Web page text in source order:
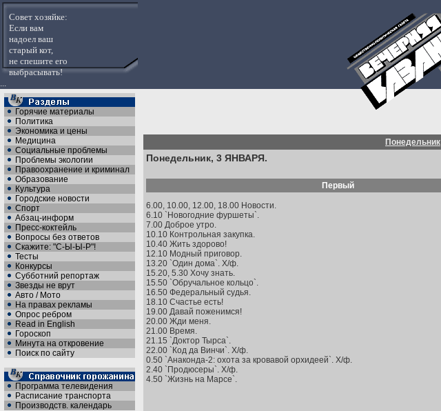
Совет хозяйке:
Если вам
надоел ваш
старый кот,
не спешите его
выбрасывать!
...
Горячие материалы
Политика
Экономика и цены
Медицина
Социальные проблемы
Проблемы экологии
Правоохранение и криминал
Образование
Культура
Городские новости
Спорт
Абзац-информ
Пресс-коктейль
Вопросы без ответов
Скажите: "С-Ы-Ы-Р"!
Тесты
Конкурсы
Субботний репортаж
Звезды не врут
Авто / Мото
На правах рекламы
Опрос ребром
Read in English
Гороскоп
Минута на откровение
Поиск по сайту
Программа телевидения
Расписание транспорта
Производств. календарь
Понедельник
Понедельник, 3 ЯНВАРЯ.
Первый
6.00, 10.00, 12.00, 18.00 Новости.
6.10 `Новогодние фуршеты`.
7.00 Доброе утро.
10.10 Контрольная закупка.
10.40 Жить здорово!
12.10 Модный приговор.
13.20 `Один дома`. Х/ф.
15.20, 5.30 Хочу знать.
15.50 `Обручальное кольцо`.
16.50 Федеральный судья.
18.10 Счастье есть!
19.00 Давай поженимся!
20.00 Жди меня.
21.00 Время.
21.15 `Доктор Тырса`.
22.00 `Код да Винчи`. Х/ф.
0.50 `Анаконда-2: охота за кровавой орхидеей`. Х/ф.
2.40 `Продюсеры`. Х/ф.
4.50 `Жизнь на Марсе`.